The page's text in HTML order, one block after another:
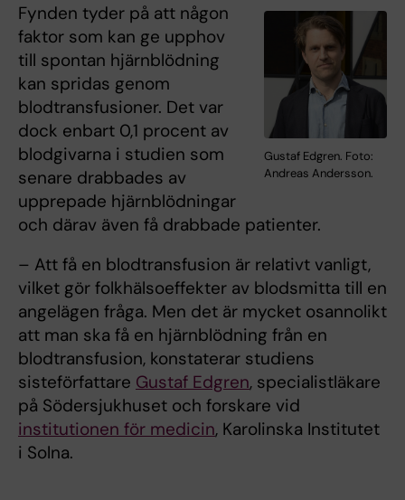
Gustaf Edgren. Foto:
Andreas Andersson.
Fynden tyder på att någon
faktor som kan ge upphov
till spontan hjärnblödning
kan spridas genom
blodtransfusioner. Det var
dock enbart 0,1 procent av
blodgivarna i studien som
senare drabbades av
upprepade hjärnblödningar
och därav även få drabbade patienter.
– Att få en blodtransfusion är relativt vanligt,
vilket gör folkhälsoeffekter av blodsmitta till en
angelägen fråga. Men det är mycket osannolikt
att man ska få en hjärnblödning från en
blodtransfusion, konstaterar studiens
sisteförfattare Gustaf Edgren, specialistläkare
på Södersjukhuset och forskare vid
institutionen för medicin, Karolinska Institutet
i Solna.